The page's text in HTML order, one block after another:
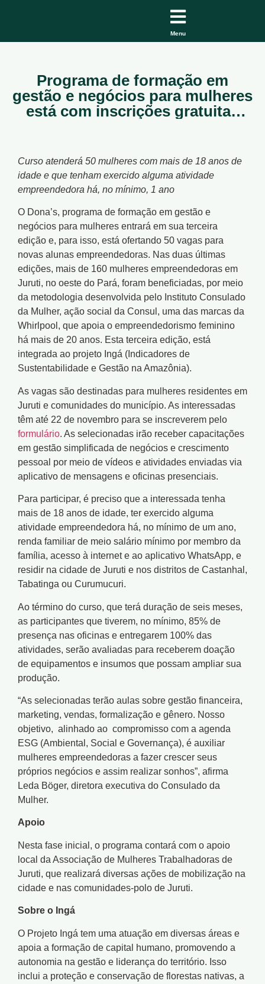
Menu
Programa de formação em
gestão e negócios para mulheres
está com inscrições gratuitas
Curso atenderá 50 mulheres com mais de 18 anos de
idade e que tenham exercido alguma atividade
empreendedora há, no mínimo, 1 ano
O Dona’s, programa de formação em gestão e
negócios para mulheres entrará em sua terceira
edição e, para isso, está ofertando 50 vagas para
novas alunas empreendedoras. Nas duas últimas
edições, mais de 160 mulheres empreendedoras em
Juruti, no oeste do Pará, foram beneficiadas, por meio
da metodologia desenvolvida pelo Instituto Consulado
da Mulher, ação social da Consul, uma das marcas da
Whirlpool, que apoia o empreendedorismo feminino
há mais de 20 anos. Esta terceira edição, está
integrada ao projeto Ingá (Indicadores de
Sustentabilidade e Gestão na Amazônia).
As vagas são destinadas para mulheres residentes em
Juruti e comunidades do município. As interessadas
têm até 22 de novembro para se inscreverem pelo
formulário. As selecionadas irão receber capacitações
em gestão simplificada de negócios e crescimento
pessoal por meio de vídeos e atividades enviadas via
aplicativo de mensagens e oficinas presenciais.
Para participar, é preciso que a interessada tenha
mais de 18 anos de idade, ter exercido alguma
atividade empreendedora há, no mínimo de um ano,
renda familiar de meio salário mínimo por membro da
família, acesso à internet e ao aplicativo WhatsApp, e
residir na cidade de Juruti e nos distritos de Castanhal,
Tabatinga ou Curumucuri.
Ao término do curso, que terá duração de seis meses,
as participantes que tiverem, no mínimo, 85% de
presença nas oficinas e entregarem 100% das
atividades, serão avaliadas para receberem doação
de equipamentos e insumos que possam ampliar sua
produção.
“As selecionadas terão aulas sobre gestão financeira,
marketing, vendas, formalização e gênero. Nosso
objetivo, alinhado ao compromisso com a agenda
ESG (Ambiental, Social e Governança), é auxiliar
mulheres empreendedoras a fazer crescer seus
próprios negócios e assim realizar sonhos”, afirma
Leda Böger, diretora executiva do Consulado da
Mulher.
Apoio
Nesta fase inicial, o programa contará com o apoio
local da Associação de Mulheres Trabalhadoras de
Juruti, que realizará diversas ações de mobilização na
cidade e nas comunidades-polo de Juruti.
Sobre o Ingá
O Projeto Ingá tem uma atuação em diversas áreas e
apoia a formação de capital humano, promovendo a
autonomia na gestão e liderança do território. Isso
inclui a proteção e conservação de florestas nativas, a